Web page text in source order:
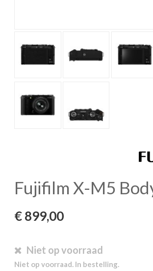
Fujifilm X-M5
€899,00
Niet op voorraad
Niet op voorraad. In bestelling.